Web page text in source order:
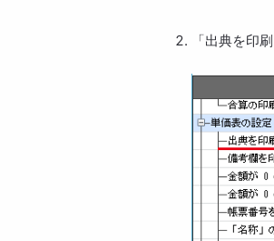
「出典を印